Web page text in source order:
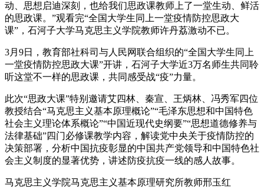
动、思想启迪深刻，也给我们思政课教师上了一堂生动、鲜活
的思政课。”观看完“全国大学生同上一堂疫情防控思政大
课”，石河子大学马克思主义学院教师许丹荔激动不已。
3月9日，教育部社科司与人民网联合组织的“全国大学生同上
一堂疫情防控思政大课”开讲，石河子大学近3万名师生共同聆
听这堂不一样的思政课，共同感受战“疫”力量。
此次“思政大课”特别邀请艾四林、秦宣、王炳林、冯秀军四位
教授结合“马克思主义基本原理概论”“毛泽东思想和中国特色
社会主义理论体系概论”“中国近现代史纲要”“思想道德修养与
法律基础”四门必修课教学内容，解读党中央关于疫情防控的
决策部署，分析中国抗疫彰显的中国共产党领导和中国特色社
会主义制度的显著优势，讲述防疫抗疫一线的感人故事。
马克思主义学院马克思主义基本原理研究所教师邢玉红